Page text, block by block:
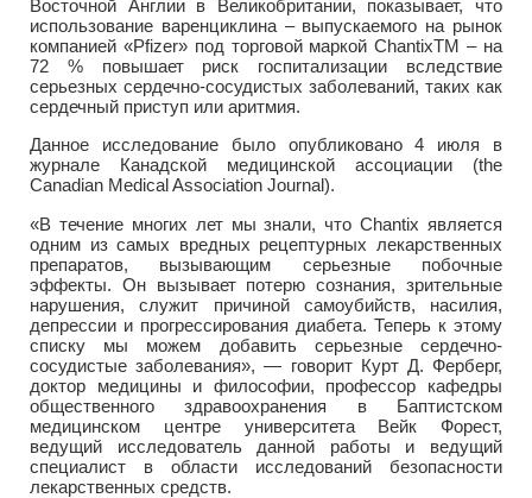
Восточной Англии в Великобритании, показывает, что
использование варенциклина – выпускаемого на рынок
компанией «Pfizer» под торговой маркой ChantixTM – на
72 % повышает риск госпитализации вследствие
серьезных сердечно-сосудистых заболеваний, таких как
сердечный приступ или аритмия.
Данное исследование было опубликовано 4 июля в
журнале Канадской медицинской ассоциации (the
Canadian Medical Association Journal).
«В течение многих лет мы знали, что Chantix является
одним из самых вредных рецептурных лекарственных
препаратов, вызывающим серьезные побочные
эффекты. Он вызывает потерю сознания, зрительные
нарушения, служит причиной самоубийств, насилия,
депрессии и прогрессирования диабета. Теперь к этому
списку мы можем добавить серьезные сердечно-
сосудистые заболевания», — говорит Курт Д. Ферберг,
доктор медицины и философии, профессор кафедры
общественного здравоохранения в Баптистском
медицинском центре университета Вейк Форест,
ведущий исследователь данной работы и ведущий
специалист в области исследований безопасности
лекарственных средств.